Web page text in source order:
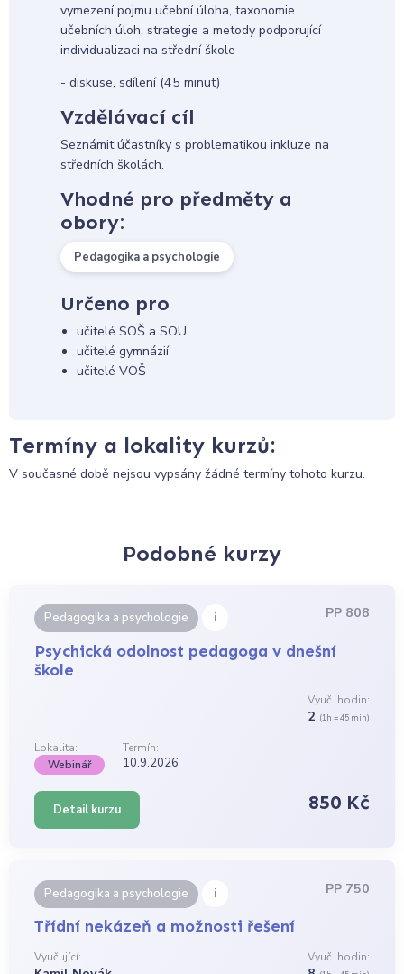
vymezení pojmu učební úloha, taxonomie
učebních úloh, strategie a metody podporující
individualizaci na střední škole
- diskuse, sdílení (45 minut)
Vzdělávací cíl
Seznámit účastníky s problematikou inkluze na
středních školách.
Vhodné pro předměty a
obory:
Pedagogika a psychologie
Určeno pro
učitelé SOŠ a SOU
učitelé gymnázií
učitelé VOŠ
Termíny a lokality kurzů:
V současné době nejsou vypsány žádné termíny tohoto kurzu.
Podobné kurzy
Pedagogika a psychologie i PP 808
Psychická odolnost pedagoga v dnešní
škole
Vyuč. hodin:
2 (1h = 45 min)
Lokalita:
Termín:
Webinář
10.9.2026
Detail kurzu 850 Kč
Pedagogika a psychologie i PP 750
Třídní nekázeň a možnosti řešení
Vyučující: Vyuč. hodin: